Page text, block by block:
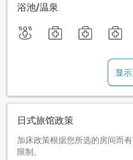
浴池/温泉
显
日式旅馆政策
加床政策根据您所选的房间而
限制。